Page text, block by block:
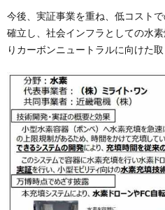
今後、実証事業を重ね、低コスト
確立し、社会インフラとしての水
りカーボンニュートラルに向けた